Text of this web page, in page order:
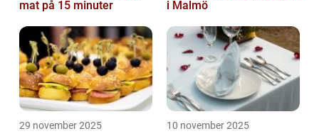
mat på 15 minuter
i Malmö
29 november 2025 10 november 2025